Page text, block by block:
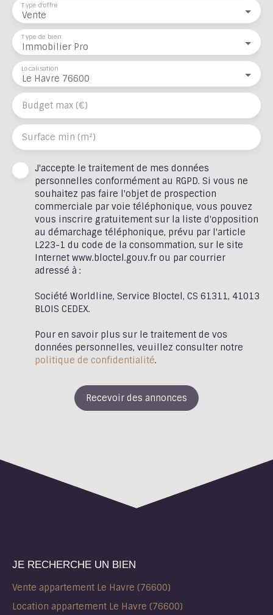
Vente
Type d'offre
Immobilier Pro
Type de bien
Le Havre 76600
Localisation
Budget max (€)
Surface min (m²)
J'accepte le traitement de mes données
personnelles conformément au RGPD. Si vous ne
souhaitez pas faire l'objet de prospection
commerciale par voie téléphonique, vous pouvez
vous inscrire gratuitement sur la liste d'opposition
au démarchage téléphonique, prévu par l'article
L223-1 du code de la consommation, sur le site
Internet www.bloctel.gouv.fr ou par courrier
adressé à :
Société Worldline, Service Bloctel, CS 61311, 41013
BLOIS CEDEX.
Pour en savoir plus sur le traitement de vos
données personnelles, veuillez consulter notre
politique de confidentialité.
Recevoir des annonces
JE RECHERCHE UN BIEN
Vente appartement Le Havre (76600)
Location appartement Le Havre (76600)